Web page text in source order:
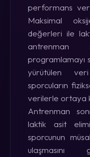
performans
Maksimal
değerleri ile
antrenman
programlamayı
yürütülen veri
sporcuların
verilerle ortaya
Antrenman
laktik asit
sporcunun
ulaşmasını